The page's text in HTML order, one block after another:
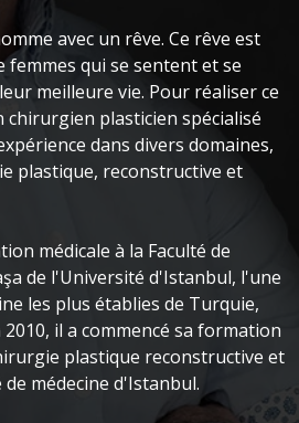
avec un rêve. Ce rêve est
femmes qui se sentent et se
meilleure vie. Pour réaliser ce
chirurgien plasticien spécialisé
dans divers domaines,
plastique, reconstructive et
médicale à la Faculté de
de l'Université d'Istanbul, l'une
les plus établies de Turquie,
il a commencé sa formation
plastique reconstructive et
médecine d'Istanbul.